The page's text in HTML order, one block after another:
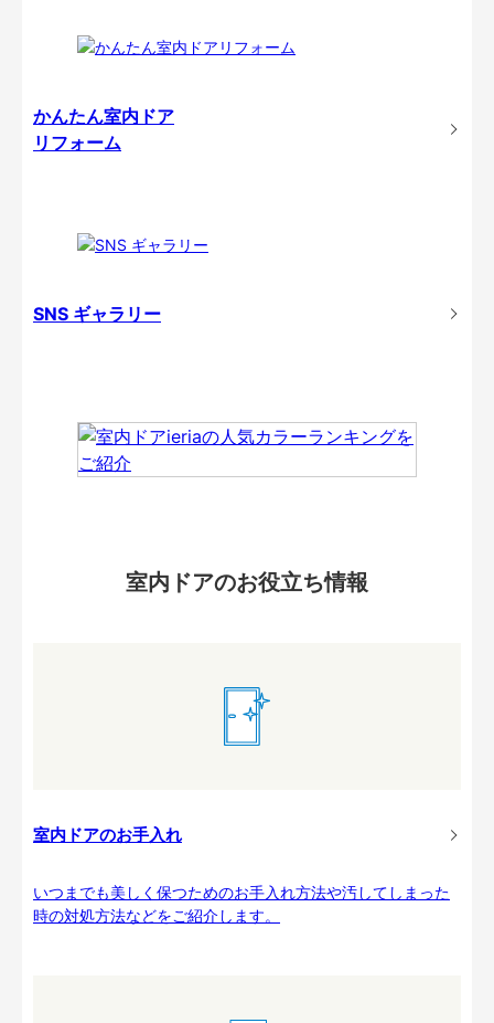
かんたん室内ドア
リフォーム
SNS ギャラリー
室内ドアのお役立ち情報
室内ドアのお手入れ
いつまでも美しく保つためのお手入れ方法や汚してしまった
時の対処方法などをご紹介します。